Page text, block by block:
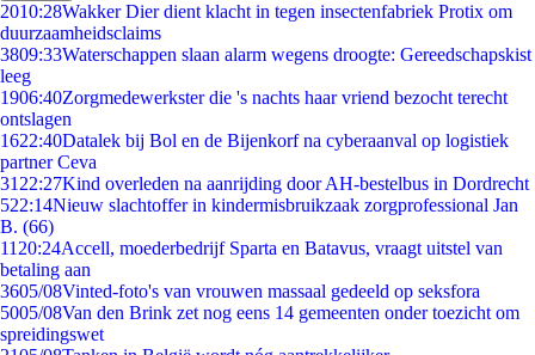
2010:28Wakker Dier dient klacht in tegen insectenfabriek Protix om
duurzaamheidsclaims
3809:33Waterschappen slaan alarm wegens droogte: Gereedschapskist
leeg
1906:40Zorgmedewerkster die 's nachts haar vriend bezocht terecht
ontslagen
1622:40Datalek bij Bol en de Bijenkorf na cyberaanval op logistiek
partner Ceva
31 22:27Kind overleden na aanrijding door AH-bestelbus in Dordrecht
522:14Nieuw slachtoffer in kindermisbruikzaak zorgprofessional Jan
B. (66)
11 20:24Accell, moederbedrijf Sparta en Batavus, vraagt uitstel van
betaling aan
3605/08Vinted-foto's van vrouwen massaal gedeeld op seksfora
5005/08Van den Brink zet nog eens 14 gemeenten onder toezicht om
spreidingswet